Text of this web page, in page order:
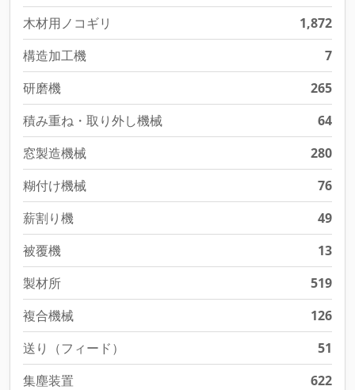
木材用ノコギリ
1,872
構造加工機
7
研磨機
265
積み重ね・取り外し機械
64
窓製造機械
280
糊付け機械
76
薪割り機
49
被覆機
13
製材所
519
複合機械
126
送り（フィード）
51
集塵装置
622